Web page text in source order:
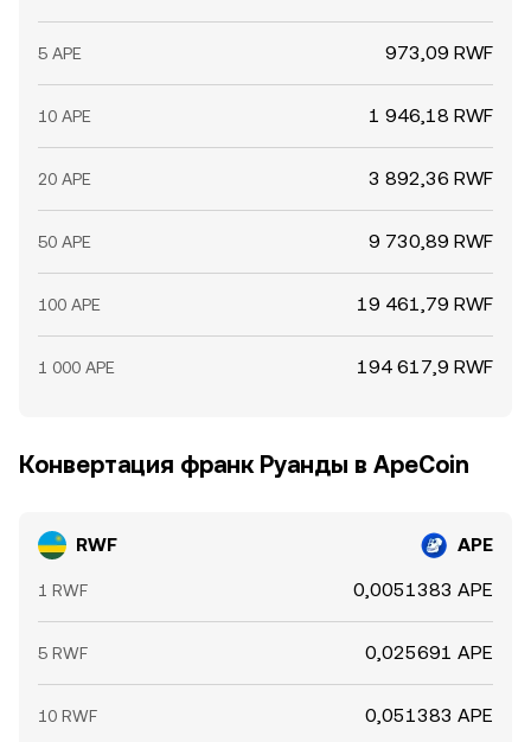
5 APE 973,09 RWF
10 APE 1 946,18 RWF
20 APE 3 892,36 RWF
50 APE 9 730,89 RWF
100 APE 19 461,79 RWF
1 000 APE 194 617,9 RWF
Конвертация франк Руанды в ApeCoin
RWF APE
1 RWF 0,0051383 APE
5 RWF 0,025691 APE
10 RWF 0,051383 APE